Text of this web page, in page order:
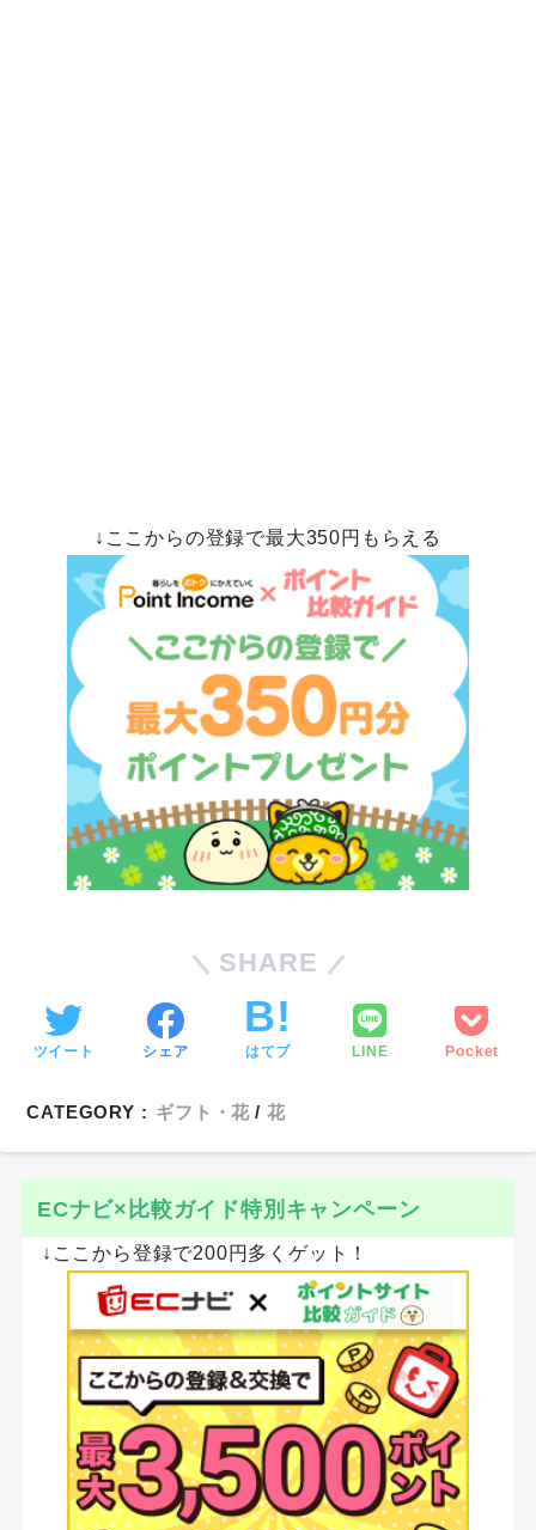
↓ここからの登録で最大350円もらえる
SHARE
ツイート シェア はてブ LINE Pocket
CATEGORY : ギフト・花 花
ECナビ×比較ガイド特別キャンペーン
↓ここから登録で200円多くゲット！